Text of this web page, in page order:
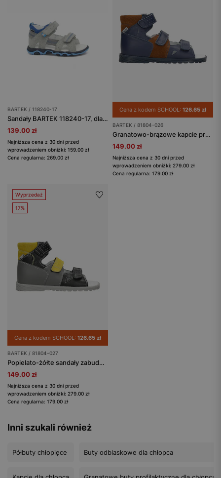
BARTEK / 118240-17
Sandały BARTEK 118240-17, dla chłopców, szary
139.00 zł
Najniższa cena z 30 dni przed
wprowadzeniem obniżki: 159.00 zł
Cena regularna: 269.00 zł
Cena z kodem SCHOOL: 126.65 zł
BARTEK / 81804-026
Granatowo-brązowe kapcie profilaktyczne BARTEK 81804-026
149.00 zł
Najniższa cena z 30 dni przed
wprowadzeniem obniżki: 279.00 zł
Cena regularna: 179.00 zł
Wyprzedaż
17%
Cena z kodem SCHOOL: 126.65 zł
BARTEK / 81804-027
Popielato-żółte sandały zabudowane dla chłopca BARTEK 81804-027
149.00 zł
Najniższa cena z 30 dni przed
wprowadzeniem obniżki: 279.00 zł
Cena regularna: 179.00 zł
Inni szukali również
Półbuty chłopięce Buty odblaskowe dla chłopca